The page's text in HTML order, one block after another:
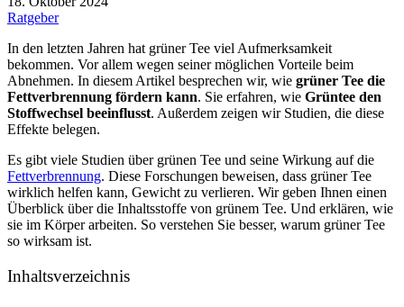
Ratgeber
In den letzten Jahren hat grüner Tee viel Aufmerksamkeit
bekommen. Vor allem wegen seiner möglichen Vorteile beim
Abnehmen. In diesem Artikel besprechen wir, wie grüner Tee die
Fettverbrennung fördern kann. Sie erfahren, wie Grüntee den
Stoffwechsel beeinflusst. Außerdem zeigen wir Studien, die diese
Effekte belegen.
Es gibt viele Studien über grünen Tee und seine Wirkung auf die
Fettverbrennung. Diese Forschungen beweisen, dass grüner Tee
wirklich helfen kann, Gewicht zu verlieren. Wir geben Ihnen einen
Überblick über die Inhaltsstoffe von grünem Tee. Und erklären, wie
sie im Körper arbeiten. So verstehen Sie besser, warum grüner Tee
so wirksam ist.
Inhaltsverzeichnis